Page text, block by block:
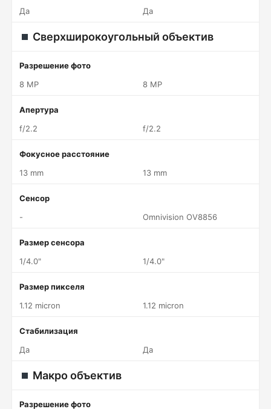
Да
Да
Сверхширокоугольный объектив
Разрешение фото
8 MP
8 MP
Апертура
f/2.2
f/2.2
Фокусное расстояние
13 mm
13 mm
Сенсор
-
Omnivision OV8856
Размер сенсора
1/4.0"
1/4.0"
Размер пикселя
1.12 micron
1.12 micron
Стабилизация
Да
Да
Макро объектив
Разрешение фото